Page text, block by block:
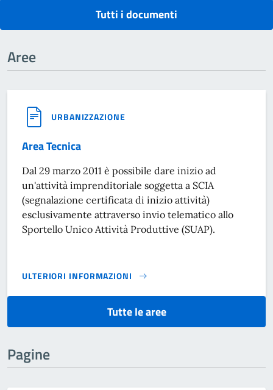
Tutti i documenti
Aree
URBANIZZAZIONE
Area Tecnica
Dal 29 marzo 2011 è possibile dare inizio ad
un'attività imprenditoriale soggetta a SCIA
(segnalazione certificata di inizio attività)
esclusivamente attraverso invio telematico allo
Sportello Unico Attività Produttive (SUAP).
ULTERIORI INFORMAZIONI
AREA TECNICA}
Tutte le aree
Pagine